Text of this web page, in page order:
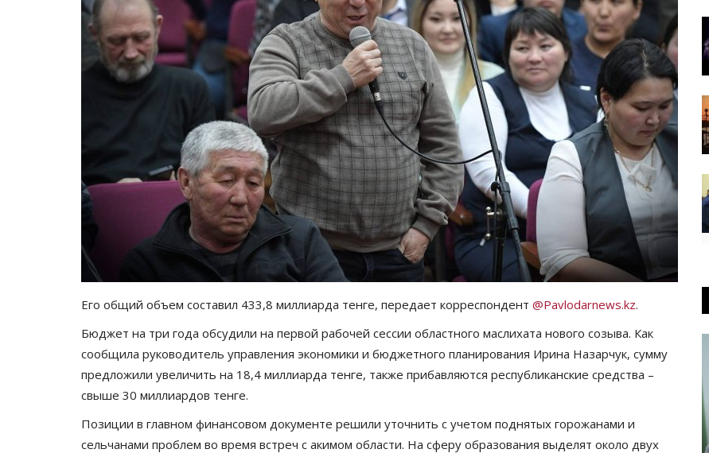
Его общий объем составил 433,8 миллиарда тенге, передает корреспондент @Pavlodarnews.kz.
Бюджет на три года обсудили на первой рабочей сессии областного маслихата нового созыва. Как
сообщила руководитель управления экономики и бюджетного планирования Ирина Назарчук, сумму
предложили увеличить на 18,4 миллиарда тенге, также прибавляются республиканские средства –
свыше 30 миллиардов тенге.
Позиции в главном финансовом документе решили уточнить с учетом поднятых горожанами и
сельчанами проблем во время встреч с акимом области. На сферу образования выделят около двух